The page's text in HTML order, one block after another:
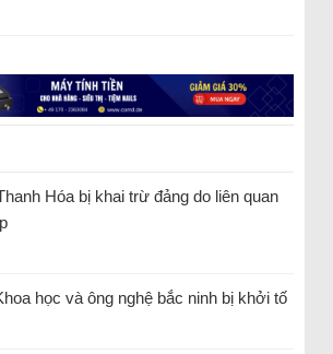
Hóa bị khai trừ đảng do liên quan
học và ông nghệ bắc ninh bị khởi tố